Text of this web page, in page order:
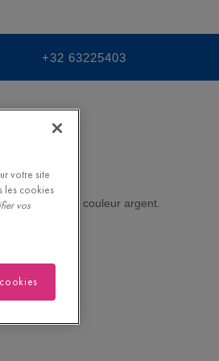
+32 63225403
vapeur intégré couleur argent.
votre site
les cookies
vos